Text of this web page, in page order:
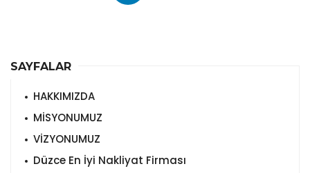
SAYFALAR
HAKKIMIZDA
MİSYONUMUZ
VİZYONUMUZ
Düzce En İyi Nakliyat Firması